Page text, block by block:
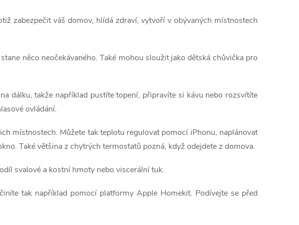
zabezpečit váš domov, hlídá zdraví, vytvoří v obývaných místnostech
něco neočekávaného. Také mohou sloužit jako dětská chůvička pro
dálku, takže například pustíte topení, připravíte si kávu nebo rozsvítíte
ovládání.
místnostech. Můžete tak teplotu regulovat pomocí iPhonu, naplánovat
Také většina z chytrých termostatů pozná, když odejdete z domova.
svalové a kostní hmoty nebo viscerální tuk.
tak například pomocí platformy Apple Homekit. Podívejte se před